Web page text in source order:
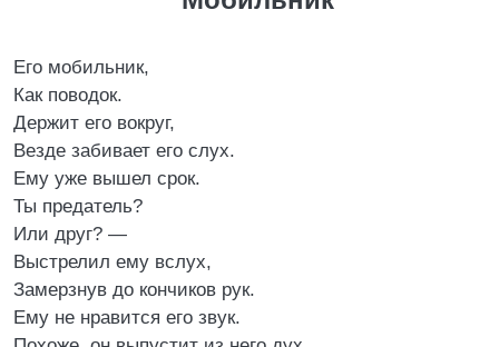
Его мобильник,
Как поводок.
Держит его вокруг,
Везде забивает его слух.
Ему уже вышел срок.
Ты предатель?
Или друг? ―
Выстрелил ему вслух,
Замерзнув до кончиков рук.
Ему не нравится его звук.